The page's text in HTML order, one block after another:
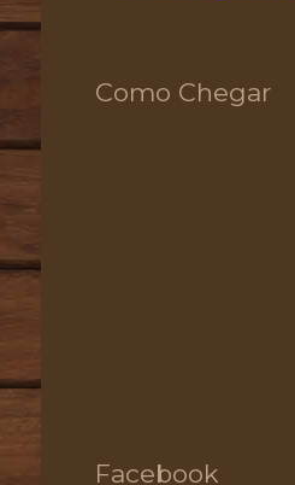
Como Chegar
Facebook